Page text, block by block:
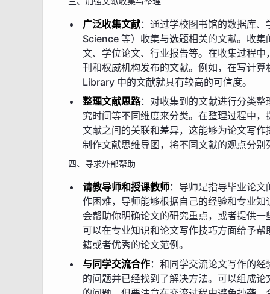
广泛收集文献：通过学校图书馆的数据库
Science 等）收集与选题相关的文献。收
文、学位论文、行业报告等。在收集过程
刊和权威机构发布的文献。例如，在写计
Library 中的文献就具有较高的可信度。
整理文献思路：对收集到的文献进行分类
究时间等不同维度来分类。在整理过程中
文献之间的关联和差异，这能够为论文写
制作文献思维导图，将不同文献的观点分
四、寻求外部帮助
请教导师和授课教师：导师是指导毕业论
作困难，导师能够根据自己的经验和专业
会帮助你明确论文的研究重点，或者提供
可以在专业知识和论文写作技巧方面给予
籍或者优秀的论文范例。
与同学交流合作：和同学交流论文写作的
的问题并已经找到了解决方法。可以组成